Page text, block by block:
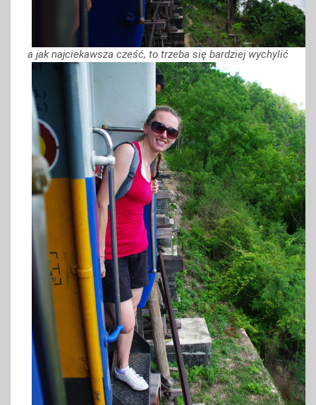
a jak najciekawsza cześć, to trzeba się bardziej wychylić